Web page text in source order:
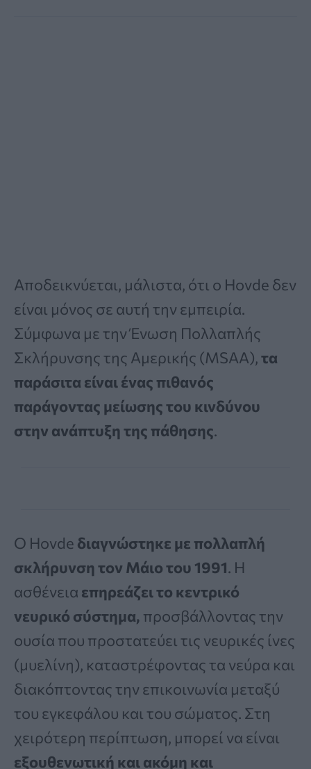
Αποδεικνύεται, μάλιστα, ότι ο Hovde δεν
είναι μόνος σε αυτή την εμπειρία.
Σύμφωνα με την Ένωση Πολλαπλής
Σκλήρυνσης της Αμερικής (MSAA),τα
παράσιτα είναι ένας πιθανός
παράγοντας μείωσης του κινδύνου
στην ανάπτυξη της πάθησης.
Ο Hovde διαγνώστηκε με πολλαπλή
σκλήρυνση τον Μάιο του 1991. Η
ασθένεια επηρεάζει το κεντρικό
νευρικό σύστημα, προσβάλλοντας την
ουσία που προστατεύει τις νευρικές ίνες
(μυελίνη), καταστρέφοντας τα νεύρα και
διακόπτοντας την επικοινωνία μεταξύ
του εγκεφάλου και του σώματος. Στη
χειρότερη περίπτωση, μπορεί να είναι
εξουθενωτική και ακόμη και